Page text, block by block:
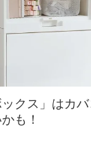
クス」はカ
も！